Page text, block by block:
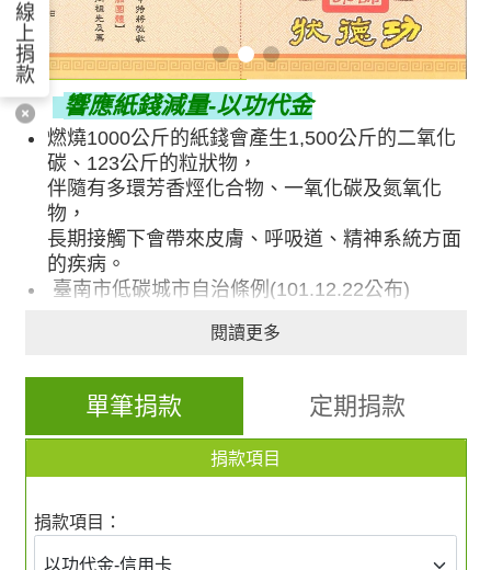
響應紙錢減量-以功代金
燃燒1000公斤的紙錢會產生1,500公斤的二氧化
碳、123公斤的粒狀物，
伴隨有多環芳香烴化合物、一氧化碳及氮氧化
物，
長期接觸下會帶來皮膚、呼吸道、 精神系統方面
的疾病。
臺南市低碳城市自治條例(101.12.22公布)
本府各級機關、公立學校與公營事業機構辦理活
本市各寺廟得採取紙錢集中燃燒或有效之紙錢減
量措施。
以功代金做公益 空氣清新又健康
請將您要購買紙錢的費用拿來幫助蘆葦大小朋
把敬把神明、好兄弟及祖先的一份心，
一份愛。
閱讀更多
單筆捐款 定期捐款
捐款項目
捐款項目：
線
上
捐
款